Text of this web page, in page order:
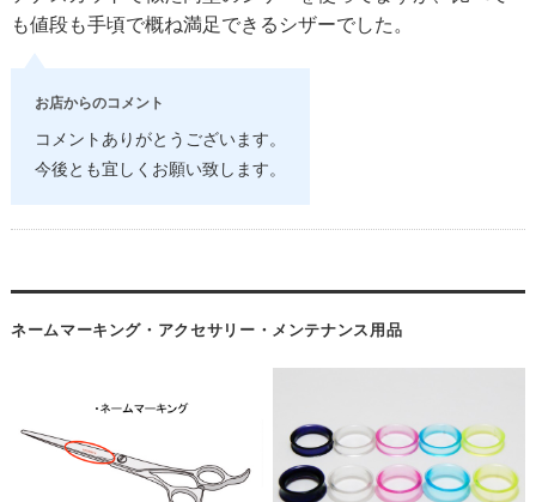
も値段も手頃で概ね満足できるシザーでした。
お店からのコメント
コメントありがとうございます。
今後とも宜しくお願い致します。
ネームマーキング・アクセサリー・メンテナンス用品